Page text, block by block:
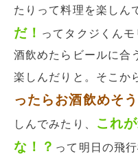
たりって料理を楽しん
だ！ ってタクジくん
酒飲めたらビールに合
楽しんだりと。そこか
ったらお酒飲めそ
しんでみたり、
これ
な！？ って明日の飛